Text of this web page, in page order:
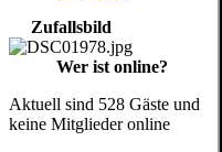
Zufallsbild
Wer ist online?
Aktuell sind 528 Gäste und
keine Mitglieder online